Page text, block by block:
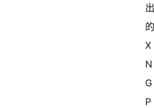
X
N
G
P